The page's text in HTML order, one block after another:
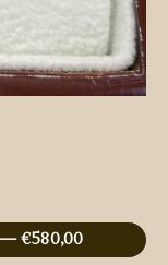
— €580,00